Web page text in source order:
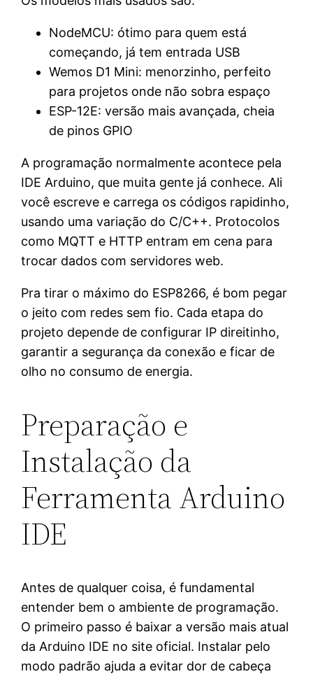
NodeMCU: ótimo para quem está
começando, já tem entrada USB
Wemos D1 Mini: menorzinho, perfeito
para projetos onde não sobra espaço
ESP-12E: versão mais avançada, cheia
de pinos GPIO
A programação normalmente acontece pela
IDE Arduino, que muita gente já conhece. Ali
você escreve e carrega os códigos rapidinho,
usando uma variação do C/C++. Protocolos
como MQTT e HTTP entram em cena para
trocar dados com servidores web.
Pra tirar o máximo do ESP8266, é bom pegar
o jeito com redes sem fio. Cada etapa do
projeto depende de configurar IP direitinho,
garantir a segurança da conexão e ficar de
olho no consumo de energia.
Preparação e
Instalação da
Ferramenta Arduino
IDE
Antes de qualquer coisa, é fundamental
entender bem o ambiente de programação.
O primeiro passo é baixar a versão mais atual
da Arduino IDE no site oficial. Instalar pelo
modo padrão ajuda a evitar dor de cabeça